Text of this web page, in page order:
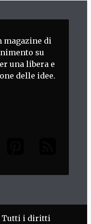
magazine di
su
una libera e
delle idee.
Tutti i diritti